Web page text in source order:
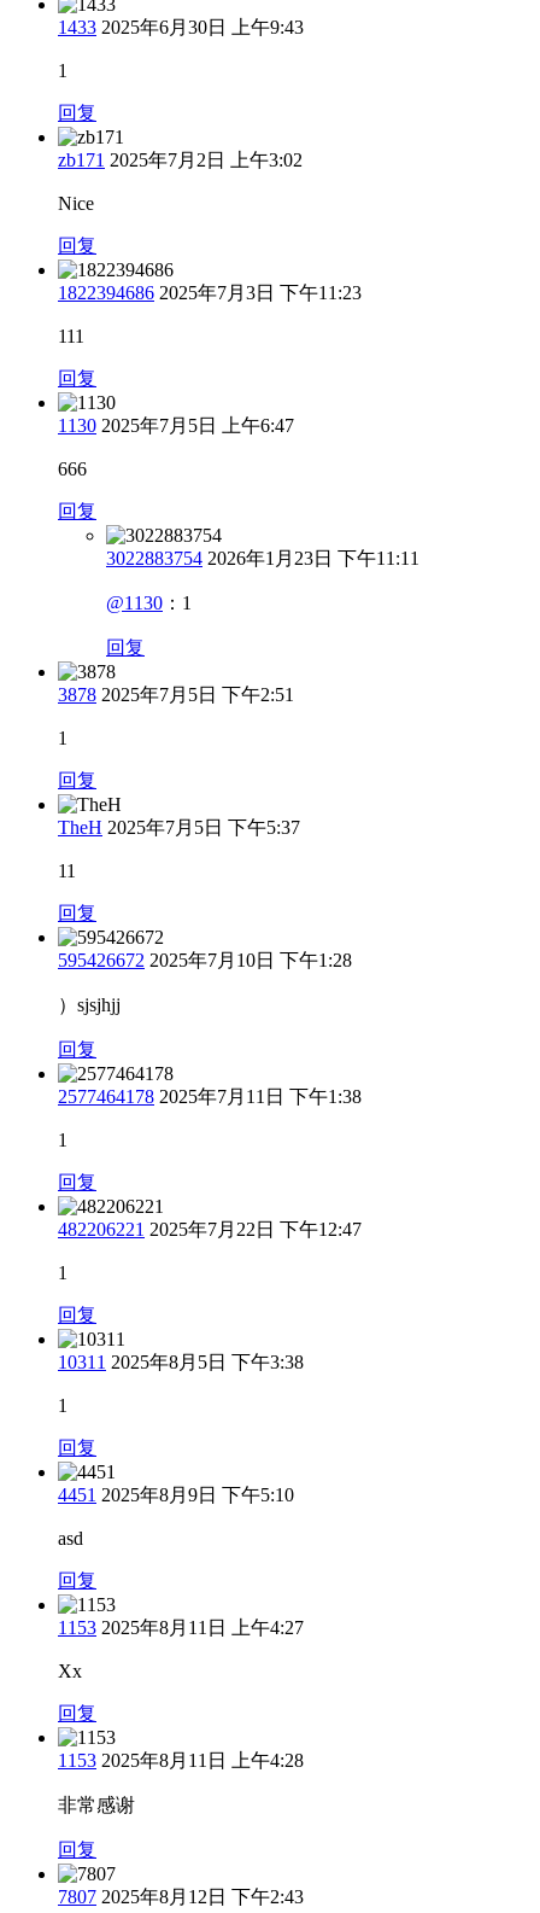
1433 2025年6月30日 上午9:43
1
回复
zb171 2025年7月2日 上午3:02
Nice
回复
1822394686 2025年7月3日 下午11:23
111
回复
1130 2025年7月5日 上午6:47
666
回复
3022883754 2026年1月23日 下午11:11
@1130 ： 1
回复
3878 2025年7月5日 下午2:51
1
回复
TheH 2025年7月5日 下午5:37
11
回复
595426672 2025年7月10日 下午1:28
）sjsjhjj
回复
2577464178 2025年7月11日 下午1:38
1
回复
482206221 2025年7月22日 下午12:47
1
回复
10311 2025年8月5日 下午3:38
1
回复
4451 2025年8月9日 下午5:10
asd
回复
1153 2025年8月11日 上午4:27
Xx
回复
1153 2025年8月11日 上午4:28
非常感谢
回复
7807 2025年8月12日 下午2:43